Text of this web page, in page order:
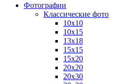
Фотографии
Классические фото
10х10
10х15
13х18
15х15
15х20
20х20
20х30